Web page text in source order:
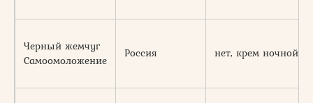
Черный жемчуг
Самоомоложение
Россия нет, крем ночной